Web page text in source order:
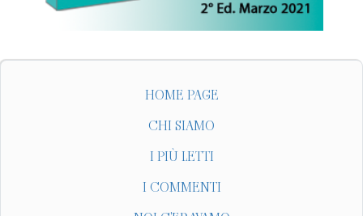
HOME PAGE
CHI SIAMO
I PIÙ LETTI
I COMMENTI